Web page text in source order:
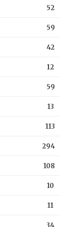
52
59
42
12
59
13
113
294
108
10
11
34